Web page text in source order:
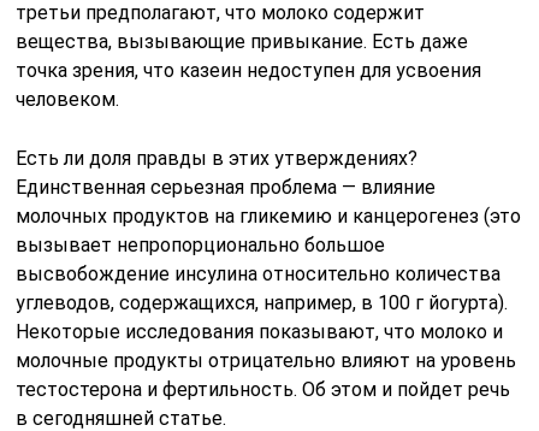
третьи предполагают, что молоко содержит
вещества, вызывающие привыкание. Есть даже
точка зрения, что казеин недоступен для усвоения
человеком.
Есть ли доля правды в этих утверждениях?
Единственная серьезная проблема — влияние
молочных продуктов на гликемию и канцерогенез (это
вызывает непропорционально большое
высвобождение инсулина относительно количества
углеводов, содержащихся, например, в 100 г йогурта).
Некоторые исследования показывают, что молоко и
молочные продукты отрицательно влияют на уровень
тестостерона и фертильность. Об этом и пойдет речь
в сегодняшней статье.